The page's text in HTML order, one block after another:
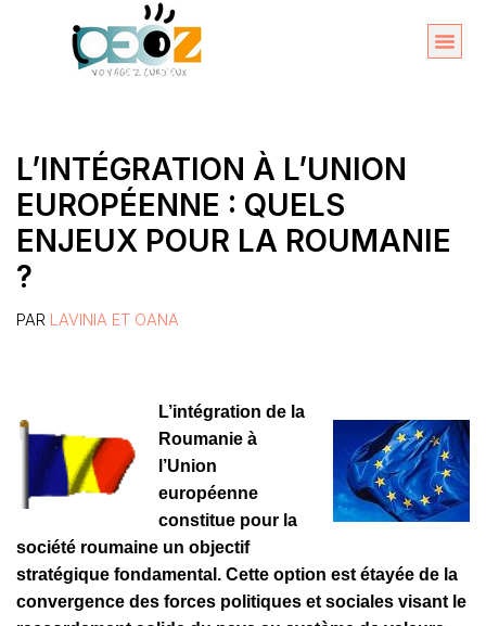
L’INTÉGRATION À L’UNION
EUROPÉENNE : QUELS
ENJEUX POUR LA ROUMANIE
?
PAR LAVINIA ET OANA
L’intégration de la
Roumanie à
l’Union
européenne
constitue pour la
société roumaine un objectif
stratégique fondamental. Cette option est étayée de la
convergence des forces politiques et sociales visant le